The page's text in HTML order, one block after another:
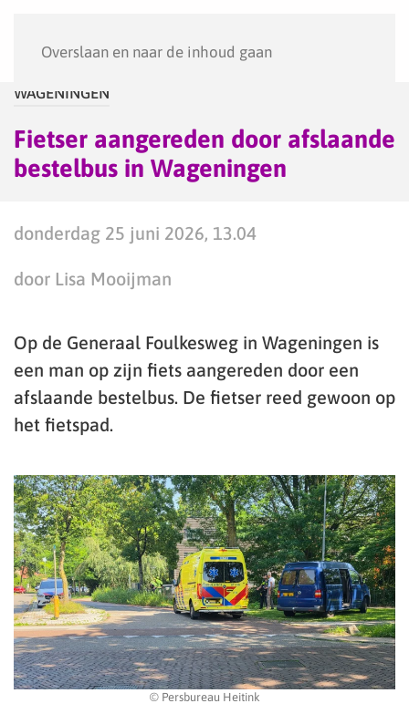
Overslaan en naar de inhoud gaan
WAGENINGEN
Fietser aangereden door afslaande
bestelbus in Wageningen
donderdag 25 juni 2026, 13.04
door Lisa Mooijman
Op de Generaal Foulkesweg in Wageningen is
een man op zijn fiets aangereden door een
afslaande bestelbus. De fietser reed gewoon op
het fietspad.
© Persbureau Heitink